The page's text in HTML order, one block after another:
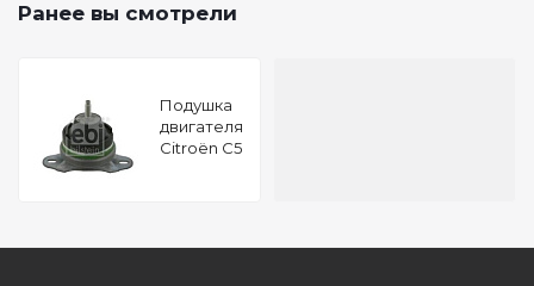
Ранее вы смотрели
Подушкa
двигателя
Citroën C5